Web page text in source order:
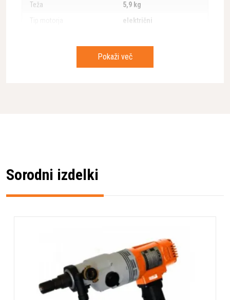
Teža
5,9 kg
električni
520/1400 vrt./min
1¼” UNC + R1/2”
Pokaži več
Sorodni izdelki